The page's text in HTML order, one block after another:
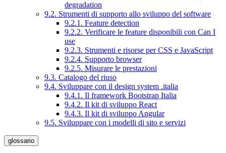
degradation
9.2. Strumenti di supporto allo sviluppo del software
9.2.1. Feature detection
9.2.2. Verificare le feature disponibili con Can I
use
9.2.3. Strumenti e risorse per CSS e JavaScript
9.2.4. Supporto browser
9.2.5. Misurare le prestazioni
9.3. Catalogo del riuso
9.4. Sviluppare con il design system .italia
9.4.1. Il framework Bootstrap Italia
9.4.2. Il kit di sviluppo React
9.4.3. Il kit di sviluppo Angular
9.5. Sviluppare con i modelli di sito e servizi
glossario